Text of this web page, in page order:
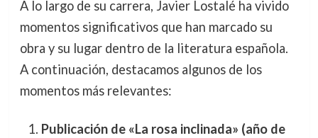
A lo largo de su carrera, Javier Lostalé ha vivido
momentos significativos que han marcado su
obra y su lugar dentro de la literatura española.
A continuación, destacamos algunos de los
momentos más relevantes:
Publicación de «La rosa inclinada» (año de